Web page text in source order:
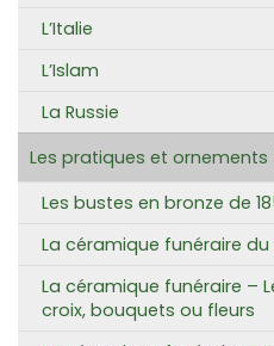
L’Italie
L’Islam
La Russie
Les pratiques et ornements
Les bustes en bronze de
La céramique funéraire
La céramique funéraire –
croix, bouquets ou fleurs